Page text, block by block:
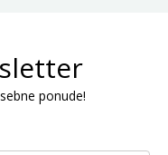
ponude!